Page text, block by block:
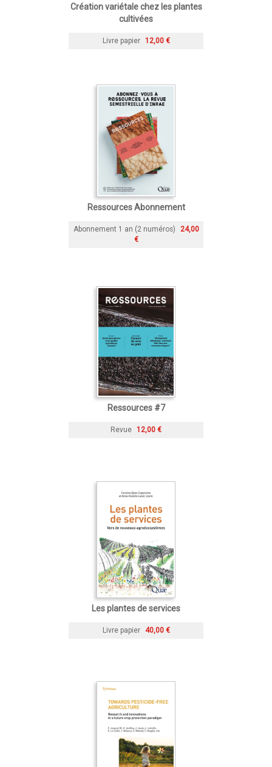
Création variétale chez les plantes
cultivées
Livre papier 12,00 €
Ressources Abonnement
Abonnement 1 an (2 numéros)
24,00
€
Ressources #7
Revue 12,00 €
Les plantes de services
Livre papier 40,00 €